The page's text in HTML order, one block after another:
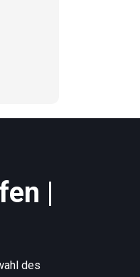
|
des